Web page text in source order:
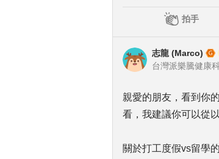
拍手
志龍 (Marco)
親愛的朋友，看到你
看，我建議你可以從
關於打工度假vs留學